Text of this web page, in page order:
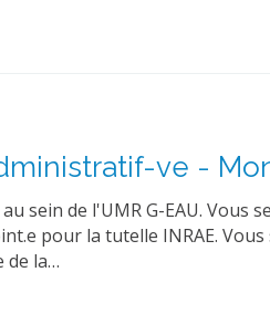
ve -
sein de l'UMR G-EAU. Vous
pour la tutelle INRAE. Vous
de la…